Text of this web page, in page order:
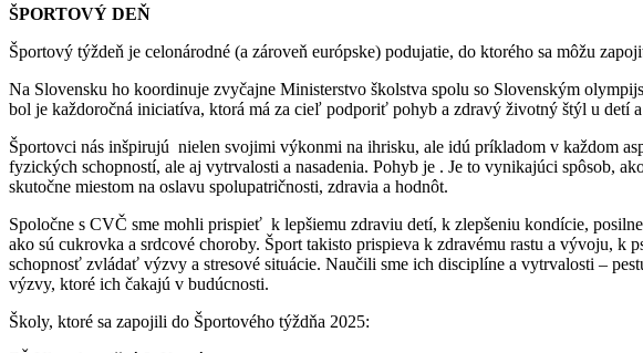
ŠPORTOVÝ DEŇ
Športový týždeň je celonárodné (a zároveň európske) podujatie, do ktorého sa môžu
Na Slovensku ho koordinuje zvyčajne Ministerstvo školstva spolu so Slovenským
bol je každoročná iniciatíva, ktorá má za cieľ podporiť pohyb a zdravý životný štýl u detí
Športovci nás inšpirujú nielen svojimi výkonmi na ihrisku, ale idú príkladom v každom
fyzických schopností, ale aj vytrvalosti a nasadenia. Pohyb je . Je to vynikajúci spôsob,
skutočne miestom na oslavu spolupatričnosti, zdravia a hodnôt.
Spoločne s CVČ sme mohli prispieť k lepšiemu zdraviu detí, k zlepšeniu kondície,
ako sú cukrovka a srdcové choroby. Šport takisto prispieva k zdravému rastu a vývoju, k
schopnosť zvládať výzvy a stresové situácie. Naučili sme ich disciplíne a vytrvalosti –
výzvy, ktoré ich čakajú v budúcnosti.
Školy, ktoré sa zapojili do Športového týždňa 2025: